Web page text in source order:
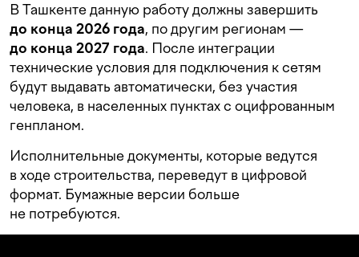
В Ташкенте данную работу должны завершить
до конца 2026 года, по другим регионам —
до конца 2027 года. После интеграции
технические условия для подключения к сетям
будут выдавать автоматически, без участия
человека, в населенных пунктах с оцифрованным
генпланом.
Исполнительные документы, которые ведутся
в ходе строительства, переведут в цифровой
формат. Бумажные версии больше
не потребуются.